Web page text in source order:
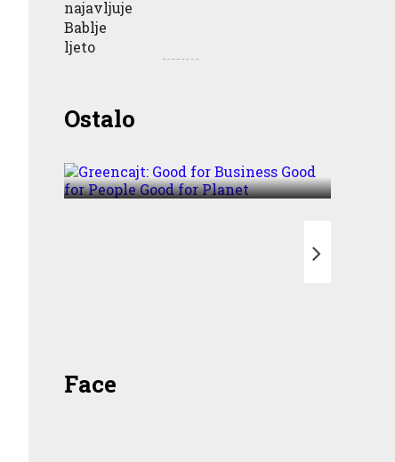
OstaloGreencajt: Good for
Business Good for People
Face